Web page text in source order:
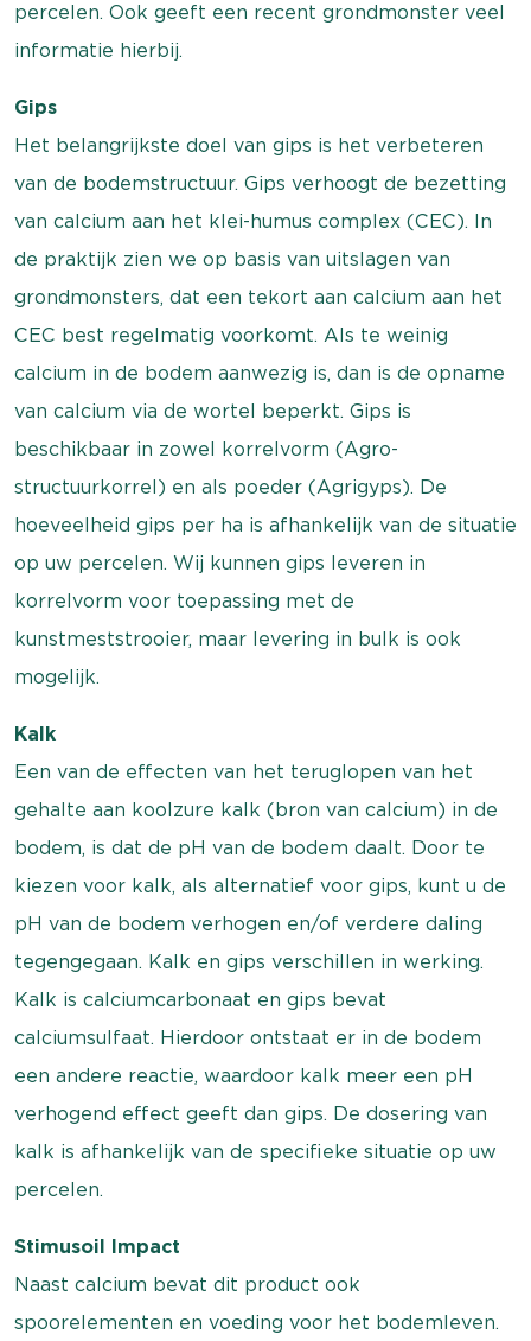
percelen. Ook geeft een recent grondmonster veel
informatie hierbij.
Gips
Het belangrijkste doel van gips is het verbeteren
van de bodemstructuur. Gips verhoogt de bezetting
van calcium aan het klei-humus complex (CEC). In
de praktijk zien we op basis van uitslagen van
grondmonsters, dat een tekort aan calcium aan het
CEC best regelmatig voorkomt. Als te weinig
calcium in de bodem aanwezig is, dan is de opname
van calcium via de wortel beperkt. Gips is
beschikbaar in zowel korrelvorm (Agro-
structuurkorrel) en als poeder (Agrigyps). De
hoeveelheid gips per ha is afhankelijk van de situatie
op uw percelen. Wij kunnen gips leveren in
korrelvorm voor toepassing met de
kunstmeststrooier, maar levering in bulk is ook
mogelijk.
Kalk
Een van de effecten van het teruglopen van het
gehalte aan koolzure kalk (bron van calcium) in de
bodem, is dat de pH van de bodem daalt. Door te
kiezen voor kalk, als alternatief voor gips, kunt u de
pH van de bodem verhogen en/of verdere daling
tegengegaan. Kalk en gips verschillen in werking.
Kalk is calciumcarbonaat en gips bevat
calciumsulfaat. Hierdoor ontstaat er in de bodem
een andere reactie, waardoor kalk meer een pH
verhogend effect geeft dan gips. De dosering van
kalk is afhankelijk van de specifieke situatie op uw
percelen.
Stimusoil Impact
Naast calcium bevat dit product ook
spoorelementen en voeding voor het bodemleven.